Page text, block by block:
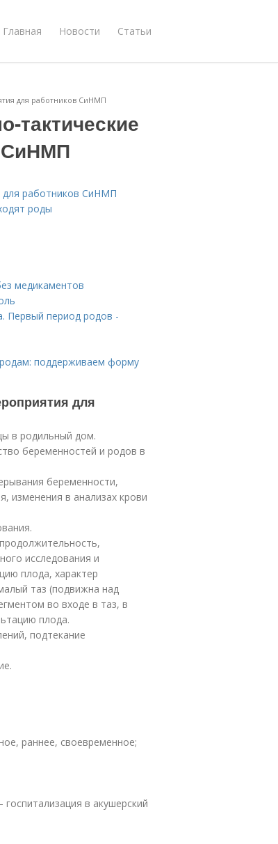
Главная Новости Статьи
для работников СиНМП
тактические
СиНМП
для работников СиНМП
роды
медикаментов
Первый период родов -
поддерживаем форму
для
в родильный дом.
беременностей и родов в
беременности,
изменения в анализах крови
исследования и
плода, характер
таз (подвижна над
во входе в таз, в
плода.
подтекание
раннее, своевременное;
в акушерский